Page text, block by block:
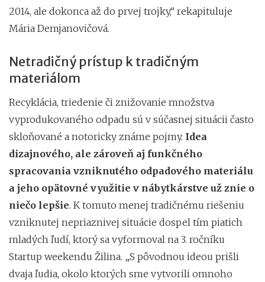
2014, ale dokonca až do prvej trojky,“ rekapituluje
Mária Demjanovičová.
Netradičný prístup k tradičným
materiálom
Recyklácia, triedenie či znižovanie množstva
vyprodukovaného odpadu sú v súčasnej situácii často
skloňované a notoricky známe pojmy. Idea
dizajnového, ale zároveň aj funkčného
spracovania vzniknutého odpadového materiálu
a jeho opätovné využitie v nábytkárstve už znie o
niečo lepšie. K tomuto menej tradičnému riešeniu
vzniknutej nepriaznivej situácie dospel tím piatich
mladých ľudí, ktorý sa vyformoval na 3. ročníku
Startup weekendu Žilina. „S pôvodnou ideou prišli
dvaja ľudia, okolo ktorých sme vytvorili omnoho